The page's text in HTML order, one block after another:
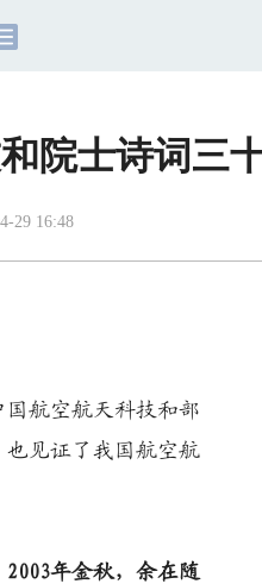
院士诗词三
29 16:48
航空航天科技和部
见证了我国航空航
年金秋，余在随